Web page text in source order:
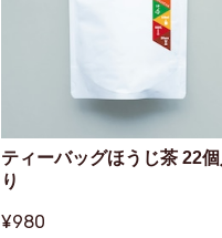
ティーバッグほうじ茶 22
り
¥980